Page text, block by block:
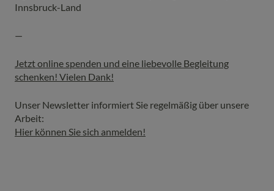
Innsbruck-Land
—
Jetzt online spenden und eine liebevolle Begleitung
schenken! Vielen Dank!
Unser Newsletter informiert Sie regelmäßig über unsere
Arbeit:
Hier können Sie sich anmelden!